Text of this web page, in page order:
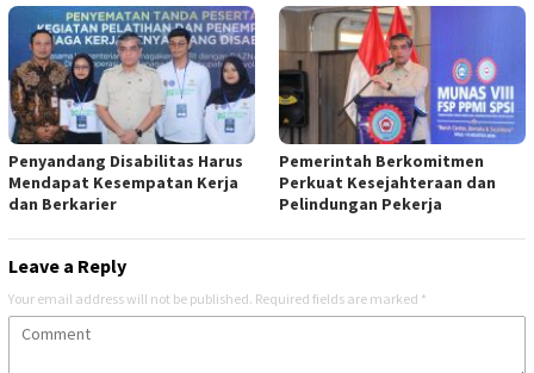
Penyandang Disabilitas Harus
Mendapat Kesempatan Kerja
dan Berkarier
Pemerintah Berkomitmen
Perkuat Kesejahteraan dan
Pelindungan Pekerja
Leave a Reply
Your email address will not be published. Required fields are marked *